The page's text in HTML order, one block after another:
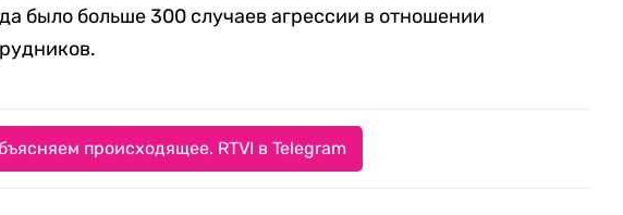
было больше 300 случаев агрессии в отношении
происходящее. RTVI в Telegram